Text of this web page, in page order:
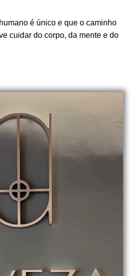
é único e que o caminho
cuidar do corpo, da mente e do